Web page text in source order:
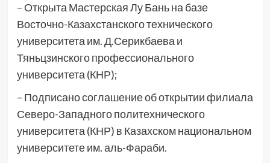
– Открыта Мастерская Лу Бань на базе
Восточно-Казахстанского технического
университета им. Д.Серикбаева и
Тяньцзинского профессионального
университета (КНР);
– Подписано соглашение об открытии филиала
Северо-Западного политехнического
университета (КНР) в Казахском национальном
университете им. аль-Фараби.